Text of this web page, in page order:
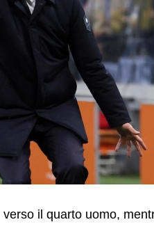
il quarto uomo,